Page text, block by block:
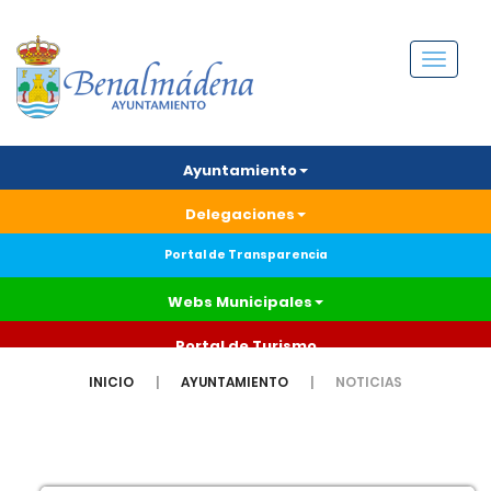
Menú
Ayuntamiento
Delegaciones
Portal de Transparencia
Webs Municipales
Portal de Turismo
INICIO AYUNTAMIENTO NOTICIAS